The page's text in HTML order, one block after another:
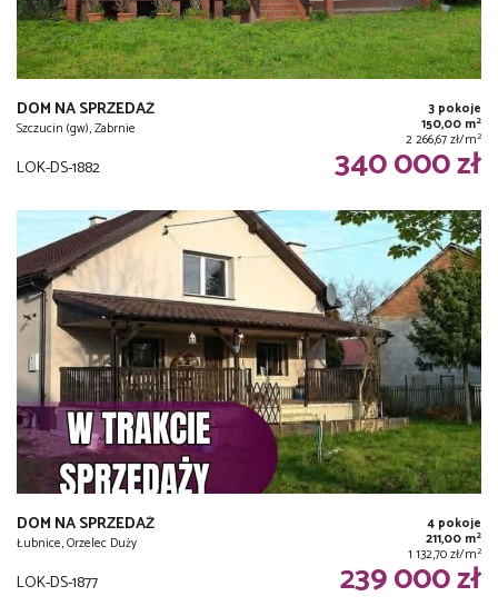
DOM NA SPRZEDAŻ
Szczucin (gw), Zabrnie
3 pokoje
150,00 m2
2 266,67 zł/m2
LOK-DS-1882 340 000 zł
DOM NA SPRZEDAŻ
Łubnice, Orzelec Duży
4 pokoje
211,00 m2
1 132,70 zł/m2
LOK-DS-1877 239 000 zł